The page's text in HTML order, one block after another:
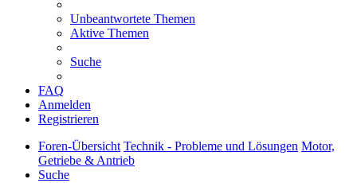
Unbeantwortete Themen
Aktive Themen
Suche
FAQ
Anmelden
Registrieren
Foren-Übersicht Technik - Probleme und Lösungen Motor,
Getriebe & Antrieb
Suche